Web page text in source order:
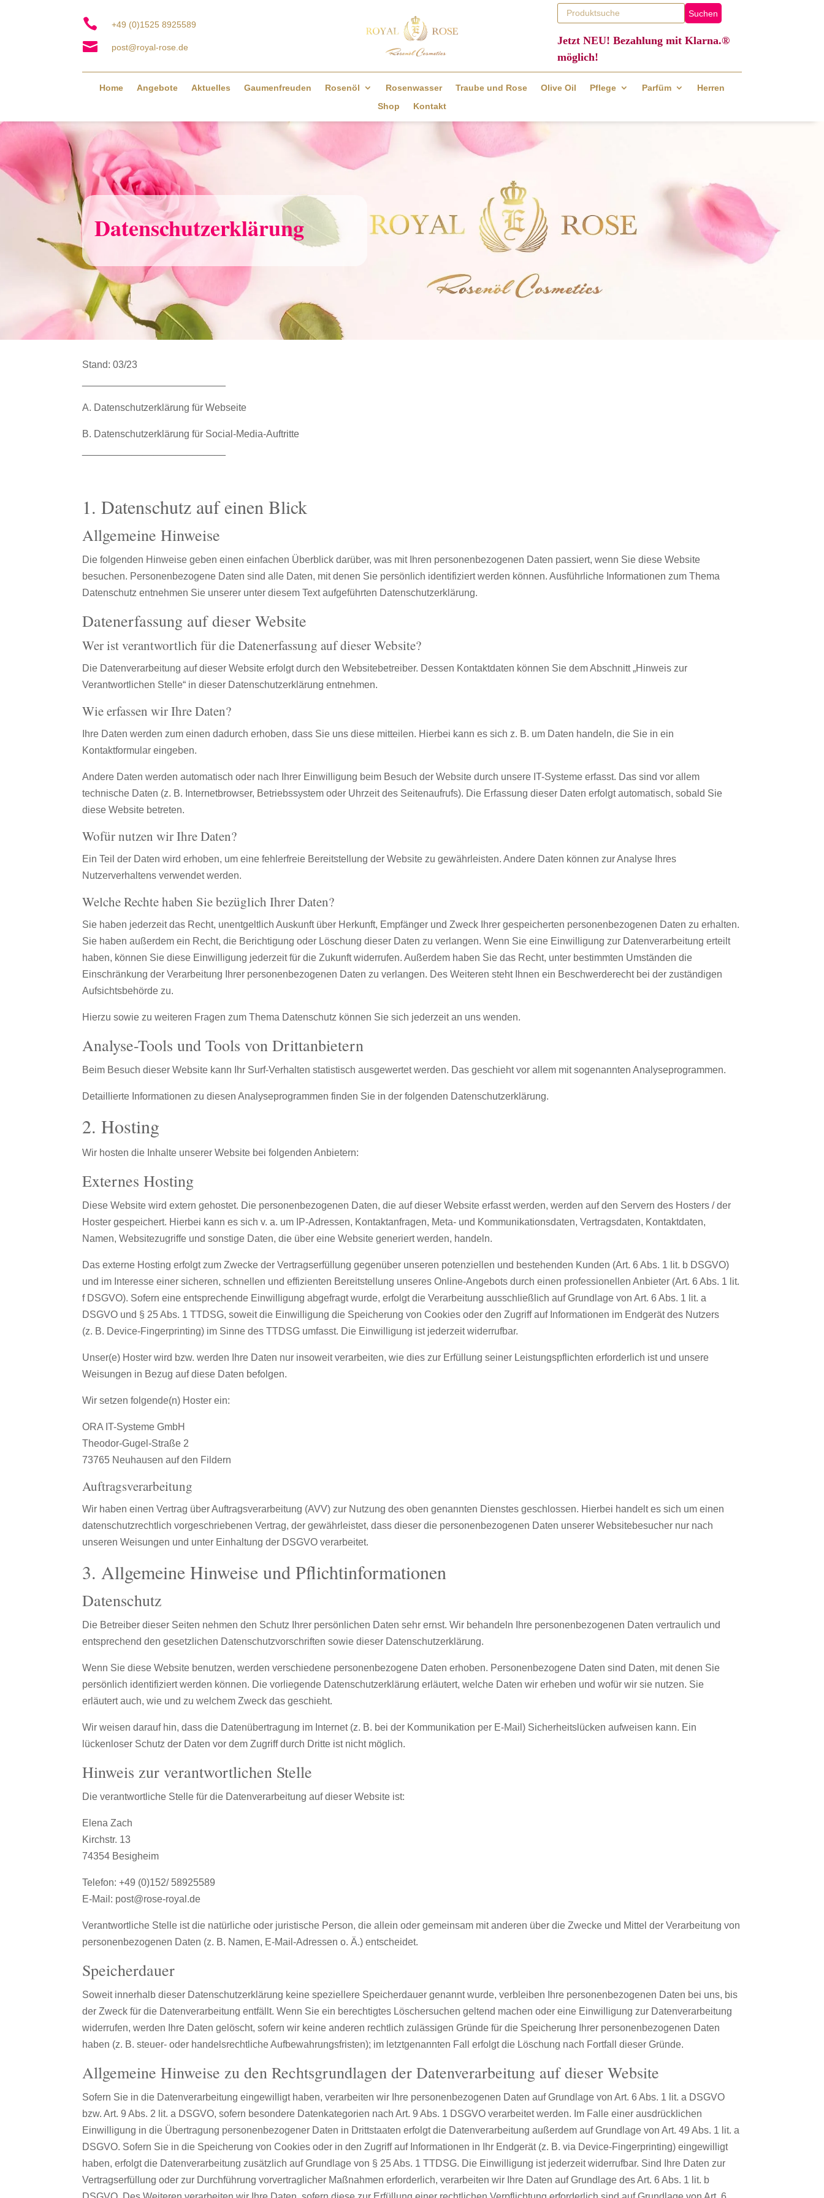
 +49 (0)1525 8925589
 post@royal-rose.de
Suchen
Jetzt NEU! Bezahlung mit Klarna.®
möglich!
Home Angebote Aktuelles Gaumenfreuden Rosenöl Rosenwasser Traube und Rose Olive Oil Pflege Parfüm
Herren
Shop
Kontakt
Datenschutzerklärung
Stand: 03/23
A. Datenschutzerklärung für Webseite
B. Datenschutzerklärung für Social-Media-Auftritte
1. Datenschutz auf einen Blick
Allgemeine Hinweise
Die folgenden Hinweise geben einen einfachen Überblick darüber, was mit Ihren personenbezogenen Daten passiert, wenn Sie diese Website
besuchen. Personenbezogene Daten sind alle Daten, mit denen Sie persönlich identifiziert werden können. Ausführliche Informationen zum Thema
Datenschutz entnehmen Sie unserer unter diesem Text aufgeführten Datenschutzerklärung.
Datenerfassung auf dieser Website
Wer ist verantwortlich für die Datenerfassung auf dieser Website?
Die Datenverarbeitung auf dieser Website erfolgt durch den Websitebetreiber. Dessen Kontaktdaten können Sie dem Abschnitt „Hinweis zur
Verantwortlichen Stelle“ in dieser Datenschutzerklärung entnehmen.
Wie erfassen wir Ihre Daten?
Ihre Daten werden zum einen dadurch erhoben, dass Sie uns diese mitteilen. Hierbei kann es sich z. B. um Daten handeln, die Sie in ein
Kontaktformular eingeben.
Andere Daten werden automatisch oder nach Ihrer Einwilligung beim Besuch der Website durch unsere IT-Systeme erfasst. Das sind vor allem
technische Daten (z. B. Internetbrowser, Betriebssystem oder Uhrzeit des Seitenaufrufs). Die Erfassung dieser Daten erfolgt automatisch, sobald Sie
diese Website betreten.
Wofür nutzen wir Ihre Daten?
Ein Teil der Daten wird erhoben, um eine fehlerfreie Bereitstellung der Website zu gewährleisten. Andere Daten können zur Analyse Ihres
Nutzerverhaltens verwendet werden.
Welche Rechte haben Sie bezüglich Ihrer Daten?
Sie haben jederzeit das Recht, unentgeltlich Auskunft über Herkunft, Empfänger und Zweck Ihrer gespeicherten personenbezogenen Daten zu erhalten.
Sie haben außerdem ein Recht, die Berichtigung oder Löschung dieser Daten zu verlangen. Wenn Sie eine Einwilligung zur Datenverarbeitung erteilt
haben, können Sie diese Einwilligung jederzeit für die Zukunft widerrufen. Außerdem haben Sie das Recht, unter bestimmten Umständen die
Einschränkung der Verarbeitung Ihrer personenbezogenen Daten zu verlangen. Des Weiteren steht Ihnen ein Beschwerderecht bei der zuständigen
Aufsichtsbehörde zu.
Hierzu sowie zu weiteren Fragen zum Thema Datenschutz können Sie sich jederzeit an uns wenden.
Analyse-Tools und Tools von Dritt­anbietern
Beim Besuch dieser Website kann Ihr Surf-Verhalten statistisch ausgewertet werden. Das geschieht vor allem mit sogenannten Analyseprogrammen.
Detaillierte Informationen zu diesen Analyseprogrammen finden Sie in der folgenden Datenschutzerklärung.
2. Hosting
Wir hosten die Inhalte unserer Website bei folgenden Anbietern:
Externes Hosting
Diese Website wird extern gehostet. Die personenbezogenen Daten, die auf dieser Website erfasst werden, werden auf den Servern des Hosters / der
Hoster gespeichert. Hierbei kann es sich v. a. um IP-Adressen, Kontaktanfragen, Meta- und Kommunikationsdaten, Vertragsdaten, Kontaktdaten,
Namen, Websitezugriffe und sonstige Daten, die über eine Website generiert werden, handeln.
Das externe Hosting erfolgt zum Zwecke der Vertragserfüllung gegenüber unseren potenziellen und bestehenden Kunden (Art. 6 Abs. 1 lit. b DSGVO)
und im Interesse einer sicheren, schnellen und effizienten Bereitstellung unseres Online-Angebots durch einen professionellen Anbieter (Art. 6 Abs. 1 lit.
f DSGVO). Sofern eine entsprechende Einwilligung abgefragt wurde, erfolgt die Verarbeitung ausschließlich auf Grundlage von Art. 6 Abs. 1 lit. a
DSGVO und § 25 Abs. 1 TTDSG, soweit die Einwilligung die Speicherung von Cookies oder den Zugriff auf Informationen im Endgerät des Nutzers
(z. B. Device-Fingerprinting) im Sinne des TTDSG umfasst. Die Einwilligung ist jederzeit widerrufbar.
Unser(e) Hoster wird bzw. werden Ihre Daten nur insoweit verarbeiten, wie dies zur Erfüllung seiner Leistungspflichten erforderlich ist und unsere
Weisungen in Bezug auf diese Daten befolgen.
Wir setzen folgende(n) Hoster ein:
ORA IT-Systeme GmbH
Theodor-Gugel-Straße 2
73765 Neuhausen auf den Fildern
Auftragsverarbeitung
Wir haben einen Vertrag über Auftragsverarbeitung (AVV) zur Nutzung des oben genannten Dienstes geschlossen. Hierbei handelt es sich um einen
datenschutzrechtlich vorgeschriebenen Vertrag, der gewährleistet, dass dieser die personenbezogenen Daten unserer Websitebesucher nur nach
unseren Weisungen und unter Einhaltung der DSGVO verarbeitet.
3. Allgemeine Hinweise und Pflicht­informationen
Datenschutz
Die Betreiber dieser Seiten nehmen den Schutz Ihrer persönlichen Daten sehr ernst. Wir behandeln Ihre personenbezogenen Daten vertraulich und
entsprechend den gesetzlichen Datenschutzvorschriften sowie dieser Datenschutzerklärung.
Wenn Sie diese Website benutzen, werden verschiedene personenbezogene Daten erhoben. Personenbezogene Daten sind Daten, mit denen Sie
persönlich identifiziert werden können. Die vorliegende Datenschutzerklärung erläutert, welche Daten wir erheben und wofür wir sie nutzen. Sie
erläutert auch, wie und zu welchem Zweck das geschieht.
Wir weisen darauf hin, dass die Datenübertragung im Internet (z. B. bei der Kommunikation per E-Mail) Sicherheitslücken aufweisen kann. Ein
lückenloser Schutz der Daten vor dem Zugriff durch Dritte ist nicht möglich.
Hinweis zur verantwortlichen Stelle
Die verantwortliche Stelle für die Datenverarbeitung auf dieser Website ist:
Elena Zach
Kirchstr. 13
74354 Besigheim
Telefon: +49 (0)152/ 58925589
E-Mail: post@rose-royal.de
Verantwortliche Stelle ist die natürliche oder juristische Person, die allein oder gemeinsam mit anderen über die Zwecke und Mittel der Verarbeitung von
personenbezogenen Daten (z. B. Namen, E-Mail-Adressen o. Ä.) entscheidet.
Speicherdauer
Soweit innerhalb dieser Datenschutzerklärung keine speziellere Speicherdauer genannt wurde, verbleiben Ihre personenbezogenen Daten bei uns, bis
der Zweck für die Datenverarbeitung entfällt. Wenn Sie ein berechtigtes Löschersuchen geltend machen oder eine Einwilligung zur Datenverarbeitung
widerrufen, werden Ihre Daten gelöscht, sofern wir keine anderen rechtlich zulässigen Gründe für die Speicherung Ihrer personenbezogenen Daten
haben (z. B. steuer- oder handelsrechtliche Aufbewahrungsfristen); im letztgenannten Fall erfolgt die Löschung nach Fortfall dieser Gründe.
Allgemeine Hinweise zu den Rechtsgrundlagen der Datenverarbeitung auf dieser Website
Sofern Sie in die Datenverarbeitung eingewilligt haben, verarbeiten wir Ihre personenbezogenen Daten auf Grundlage von Art. 6 Abs. 1 lit. a DSGVO
bzw. Art. 9 Abs. 2 lit. a DSGVO, sofern besondere Datenkategorien nach Art. 9 Abs. 1 DSGVO verarbeitet werden. Im Falle einer ausdrücklichen
Einwilligung in die Übertragung personenbezogener Daten in Drittstaaten erfolgt die Datenverarbeitung außerdem auf Grundlage von Art. 49 Abs. 1 lit. a
DSGVO. Sofern Sie in die Speicherung von Cookies oder in den Zugriff auf Informationen in Ihr Endgerät (z. B. via Device-Fingerprinting) eingewilligt
haben, erfolgt die Datenverarbeitung zusätzlich auf Grundlage von § 25 Abs. 1 TTDSG. Die Einwilligung ist jederzeit widerrufbar. Sind Ihre Daten zur
Vertragserfüllung oder zur Durchführung vorvertraglicher Maßnahmen erforderlich, verarbeiten wir Ihre Daten auf Grundlage des Art. 6 Abs. 1 lit. b